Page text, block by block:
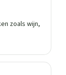
zoals wijn,